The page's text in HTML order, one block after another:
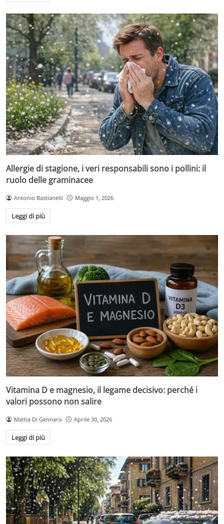
Allergie di stagione, i veri responsabili sono i pollini: il
ruolo delle graminacee
Antonio Bastianelli Maggio 1, 2026
Leggi di più
Vitamina D e magnesio, il legame decisivo: perché i
valori possono non salire
Mattia Di Gennaro Aprile 30, 2026
Leggi di più